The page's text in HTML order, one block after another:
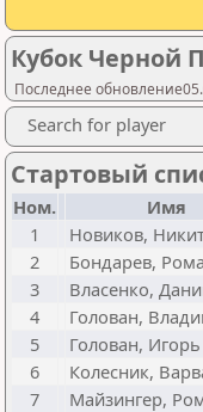
Кубок Черной
Последнее
Search for player
Стартовый
Ном. Имя
1
Новиков,
2
Бондарев,
3
Власенко,
4
Голован,
5
Голован, Игорь
6
Колесник,
7
Майзингер,